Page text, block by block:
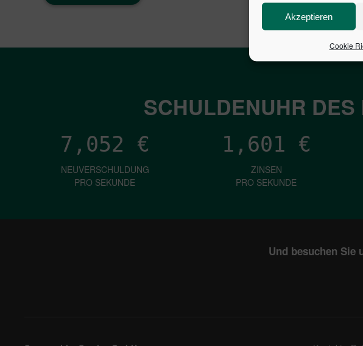
Akzeptieren
Cookie
SCHULDENUHR
7,052 €
NEUVERSCHULDUNG
PRO SEKUNDE
1,601 €
ZINSEN
PRO SEKUNDE
Und besuchen Sie